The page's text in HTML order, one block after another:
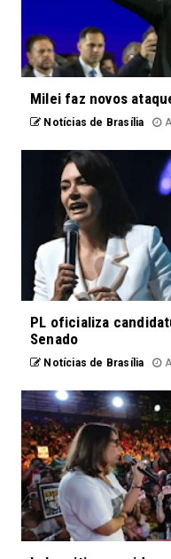
Milei faz novos
Notícias de Brasília
PL oficializa
Senado
Notícias de Brasília